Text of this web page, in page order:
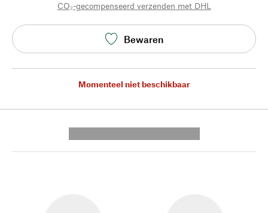
CO₂-gecompenseerd verzenden met DHL
Bewaren
Momenteel niet beschikbaar